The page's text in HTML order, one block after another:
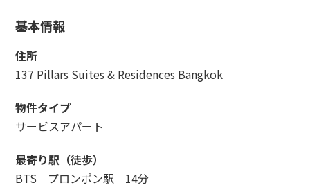
基本情報
住所
137 Pillars Suites & Residences Bangkok
物件タイプ
サービスアパート
最寄り駅（徒歩）
BTS プロンポン駅 14分